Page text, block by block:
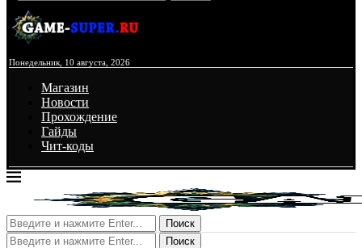
Понедельник, 10 августа, 2026
Магазин
Новости
Прохождение
Гайды
Чит-коды
Поиск
Поиск